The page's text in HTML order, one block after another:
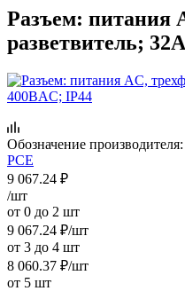
Разъем: питания
разветвитель;
Обозначение производителя:
PCE
9 067.24 ₽
/шт
от 0 до 2 шт
9 067.24 ₽/шт
от 3 до 4 шт
8 060.37 ₽/шт
от 5 шт